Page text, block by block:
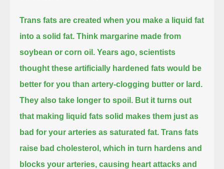
Trans fats are created when you make a liquid fat
into a solid fat. Think margarine made from
soybean or corn oil. Years ago, scientists
thought these artificially hardened fats would be
better for you than artery-clogging butter or lard.
They also take longer to spoil. But it turns out
that making liquid fats solid makes them just as
bad for your arteries as saturated fat. Trans fats
raise bad cholesterol, which in turn hardens and
blocks your arteries, causing heart attacks and